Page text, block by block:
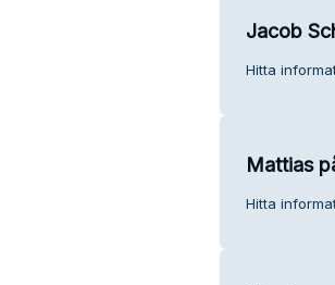
Jacob
Hitta
Mattias
Hitta